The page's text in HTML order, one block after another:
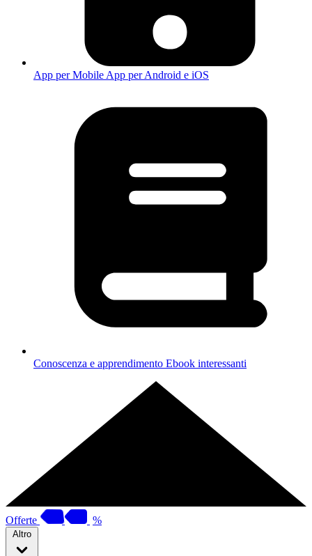
App per Mobile App per Android e iOS
Conoscenza e apprendimento Ebook interessanti
Offerte %
Altro